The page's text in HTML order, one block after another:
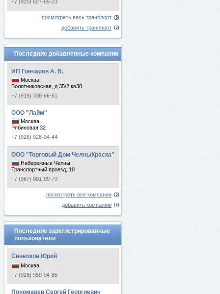
+7 (920) 627-65-23
посмотреть весь транспорт
добавить транспорт
Последние добавленные компании
ИП Гончаров А. В.
Москва,
Болотниковская, д 35/2 кв38
+7 (916) 338-66-61
ООО "Лайм"
Москва,
Рябиновая 32
+7 (926) 928-04-44
ООО "Торговый Дом ЧелныКраска"
Набережные Челны,
Транспортный проезд, 10
+7 (987) 001-09-79
посмотреть все компании
добавить компанию
Последние зарегистрированные
пользователи
Синеоков Юрий
Москва
+7 (926) 950-94-85
Пономарев Сергей Георгиевич